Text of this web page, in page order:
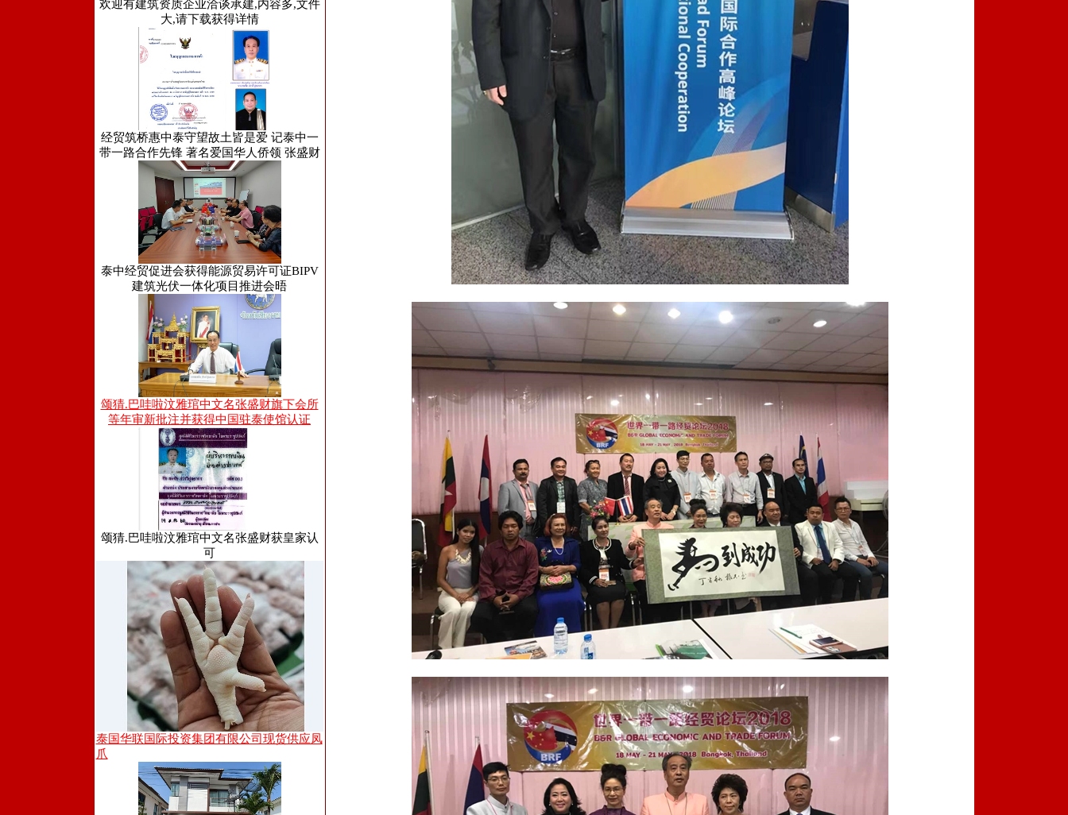
欢迎有建筑资质企业洽谈承建,内容多,文件
大,请下载获得详情
经贸筑桥惠中泰守望故土皆是爱 记泰中一
带一路合作先锋 著名爱国华人侨领 张盛财
泰中经贸促进会获得能源贸易许可证BIPV
建筑光伏一体化项目推进会晤
颂猜.巴哇啦汶雅琯中文名张盛财旗下会所
等年审新批注并获得中国驻泰使馆认证
颂猜.巴哇啦汶雅琯中文名张盛财获皇家认
可
泰国华联国际投资集团有限公司现货供应凤
爪